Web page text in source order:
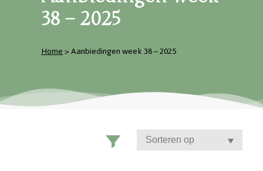
38 – 2025
Home> Aanbiedingen week 38 – 2025